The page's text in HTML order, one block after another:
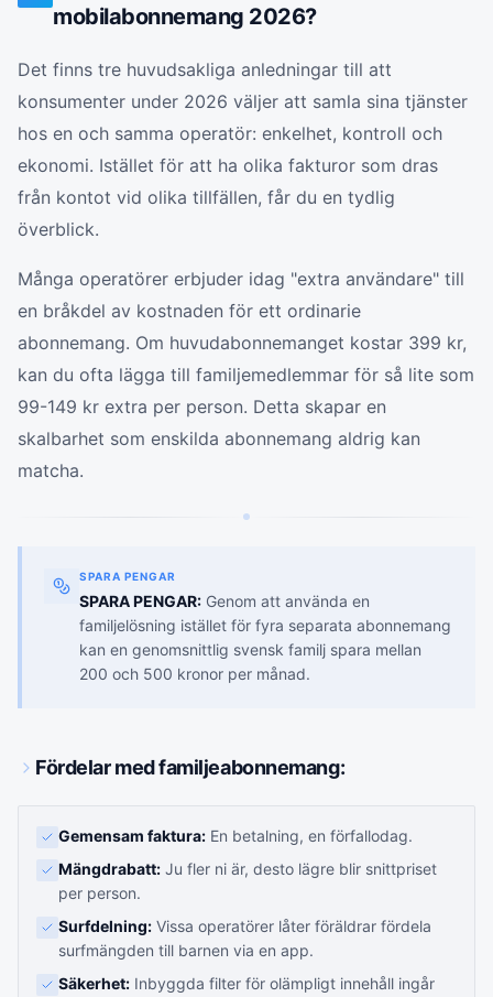
mobilabonnemang 2026?
Det finns tre huvudsakliga anledningar till att
konsumenter under 2026 väljer att samla sina tjänster
hos en och samma operatör: enkelhet, kontroll och
ekonomi. Istället för att ha olika fakturor som dras
från kontot vid olika tillfällen, får du en tydlig
överblick.
Många operatörer erbjuder idag "extra användare" till
en bråkdel av kostnaden för ett ordinarie
abonnemang. Om huvudabonnemanget kostar 399 kr,
kan du ofta lägga till familjemedlemmar för så lite som
99-149 kr extra per person. Detta skapar en
skalbarhet som enskilda abonnemang aldrig kan
matcha.
SPARA PENGAR
SPARA PENGAR: Genom att använda en
familjelösning istället för fyra separata abonnemang
kan en genomsnittlig svensk familj spara mellan
200 och 500 kronor per månad.
Fördelar med familjeabonnemang:
Gemensam faktura: En betalning, en förfallodag.
Mängdrabatt: Ju fler ni är, desto lägre blir snittpriset
per person.
Surfdelning: Vissa operatörer låter föräldrar fördela
surfmängden till barnen via en app.
Säkerhet: Inbyggda filter för olämpligt innehåll ingår